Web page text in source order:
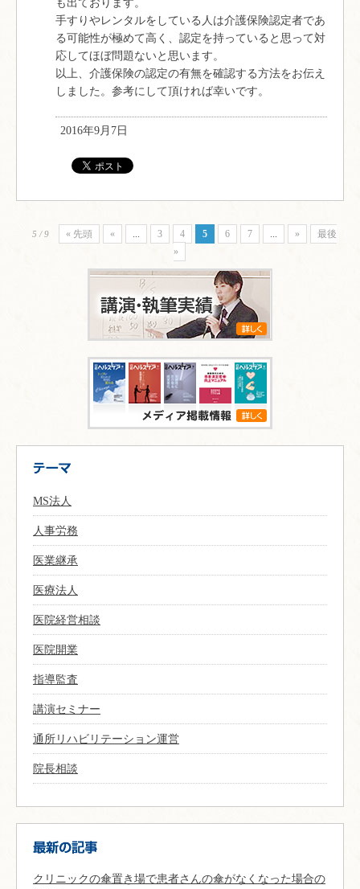
も出ております。
手すりやレンタルをしている人は介護保険認定者であ
る可能性が極めて高く、認定を持っていると思って対
応してほぼ問題ないと思います。
以上、介護保険の認定の有無を確認する方法をお伝え
しました。参考にして頂ければ幸いです。
2016年9月7日
5 / 9 « 先頭 « 3 4 5 6 7 »
最後
»
MS法人
人事労務
医業継承
医療法人
医院経営相談
医院開業
指導監査
講演セミナー
通所リハビリテーション運営
院長相談
クリニックの傘置き場で患者さんの傘がなくなった場合の